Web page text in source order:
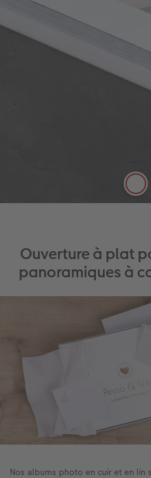
Avec un toucher lisse et
Mat Premium révèle chaque
avec la plus grande fidélité,
exceptionnel à votre LIVRE
Papier photo certifié
Développement photo
Ouverture à plat pour
Ouverture à plat
panoramiques à
Nos albums photo en cuir et en lin